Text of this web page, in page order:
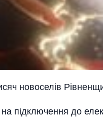
новоселів
на підключення до